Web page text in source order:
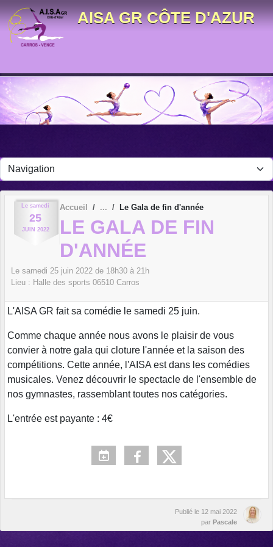
AISA GR CÔTE D'AZUR
Le samedi
25
JUIN 2022
Accueil Le Gala de fin d'année
LE GALA DE FIN
D'ANNÉE
Le samedi 25 juin 2022 de 18h30 à 21h
Lieu : Halle des sports 06510 Carros
L'AISA GR fait sa comédie le samedi 25 juin.
Comme chaque année nous avons le plaisir de vous
convier à notre gala qui cloture l'année et la saison des
compétitions. Cette année, l'AISA est dans les comédies
musicales. Venez découvrir le spectacle de l'ensemble de
nos gymnastes, rassemblant toutes nos catégories.
L'entrée est payante : 4€
Publié le 12 mai 2022
par Pascale
Panneau de gestion des cookies